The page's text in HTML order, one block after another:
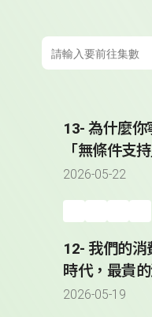
13- 為什麼
「無條件支
2026-05-22
12- 我們的
時代，最貴
2026-05-19